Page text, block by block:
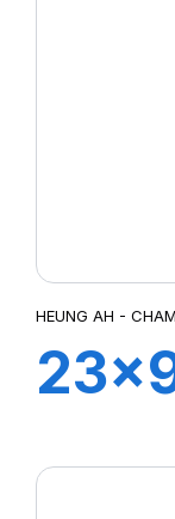
HEUNG AH -